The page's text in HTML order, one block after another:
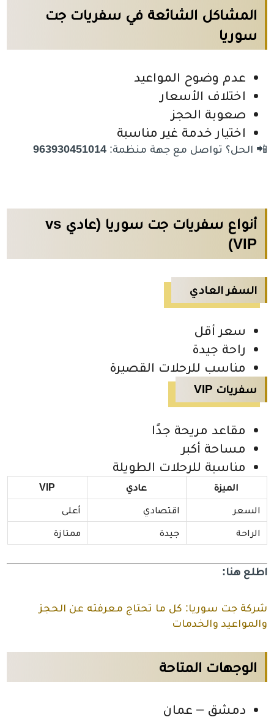
المشاكل الشائعة في سفريات جت
سوريا
عدم وضوح المواعيد
اختلاف الأسعار
صعوبة الحجز
اختيار خدمة غير مناسبة
📲 الحل؟ تواصل مع جهة منظمة:963930451014
أنواع سفريات جت سوريا (عادي vs
VIP)
السفر العادي
سعر أقل
راحة جيدة
مناسب للرحلات القصيرة
سفريات VIP
مقاعد مريحة جدًا
مساحة أكبر
مناسبة للرحلات الطويلة
الميزة عادي VIP
السعر اقتصادي أعلى
الراحة جيدة ممتازة
اطلع هنا:
شركة جت سوريا: كل ما تحتاج معرفته عن الحجز
والمواعيد والخدمات
الوجهات المتاحة
دمشق – عمان